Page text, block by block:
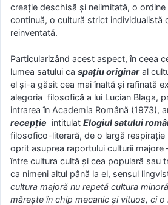
creație deschisă și nelimitată, o
continuă, o cultură strict individualistă
reinventată.
Particularizând acest aspect, în ceea
lumea satului ca spațiu originaral
el și-a găsit cea mai înaltă și rafinată
alegoria filosofică a lui Lucian Blaga,
intrarea în Academia Română (1973),
recepție intitulat Elogiul satului
filosofico-literară, de o largă respirație
oprit asuprea raportului culturii majore
între cultura cultă și cea populară sau
ca nimeni altul până la el, sensul
cultura majoră nu repetă cultura
mărește în chip mecanic și vituos, ci o